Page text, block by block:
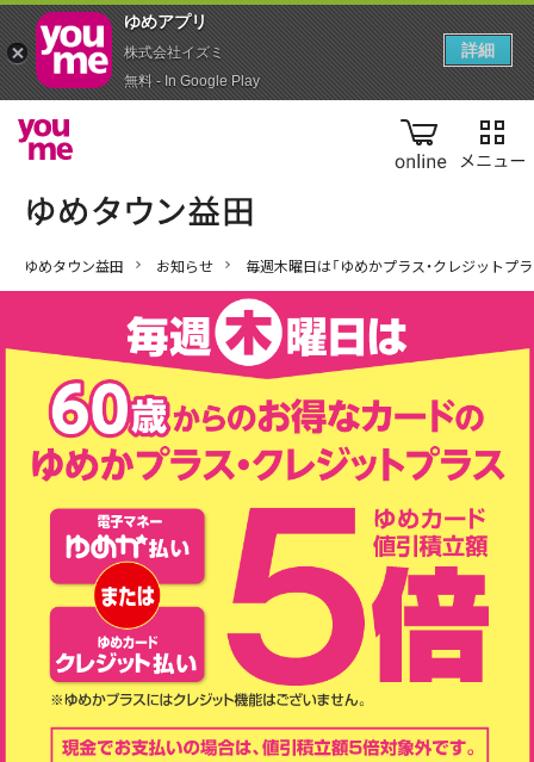
online
ゆめタウン益田 お知らせ 毎週木曜日は「ゆめかプラス・クレジットプ
ゆめアプ‪リ‬
株式会社イズミ
無料 - In Google Play
詳細